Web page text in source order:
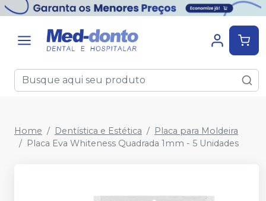
Home Dentística e Estética
Placa para Moldeira
Placa Eva Whiteness Quadrada 1mm - 5 Unidades